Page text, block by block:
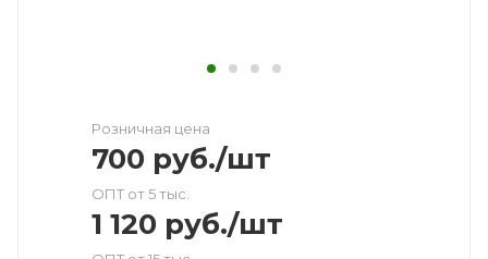
Розничная цена
700 руб./шт
ОПТ от 5 тыс.
1 120 руб./шт